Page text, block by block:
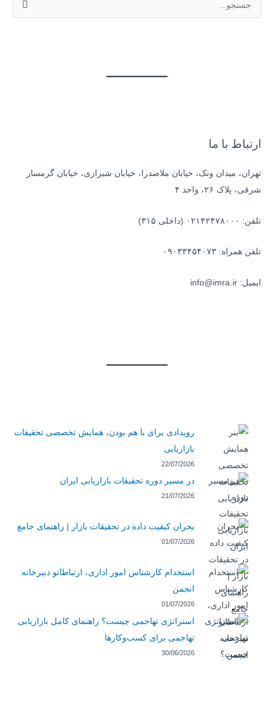
یارتباط با ما
تهران، میدان ونک، خیابان ملاصدرا، خیابان شیرازی، خیابان گرمسار
شرقی، پلاک ۲۶، واحد ۴
تلفن: ۰۲۱۴۲۴۷۸۰۰۰ (داخلی ۳۱۵)
تلفن همراه: ۰۹۰۳۳۴۵۴۰۷۳
ایمیل: info@imra.ir
رویدادی برای با هم بودن، همایش تخصصی تحقیقات
بازاریابی
22/07/2026
در مسیر دوره تحقیقات بازاریابی ایران
21/07/2026
بحران کیفیت داده در تحقیقات بازار | راهنمای جامع
01/07/2026
استخدام کارشناس امور اداری، ارتباطاتو دبیرخانه
انجمن
01/07/2026
استراتژی تهاجمی چیست؟ راهنمای کامل بازاریابی
تهاجمی برای کسب‌وکارها
30/06/2026